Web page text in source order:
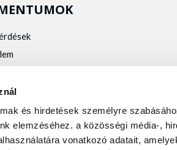
és hirdetések személyre
elemzéséhez. a közösségi média-,
vonatkozó adatait,